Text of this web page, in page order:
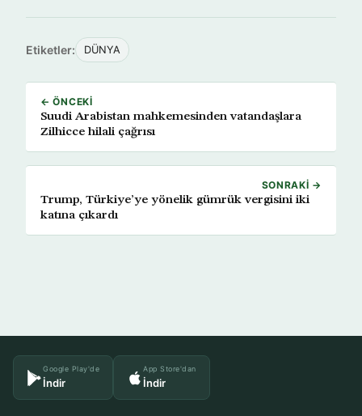
Etiketler: DÜNYA
← ÖNCEKI
Suudi Arabistan mahkemesinden vatandaşlara
Zilhicce hilali çağrısı
SONRAKI →
Trump, Türkiye’ye yönelik gümrük vergisini iki
katına çıkardı
Google Play'de
İndir
App Store'dan
İndir